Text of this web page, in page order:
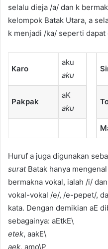
selalu dieja /a/ dan k
kelompok Batak Utara, a
k menjadi /ka/ seperti
Karo
aku
aku
Pakpak
aK
aku
Huruf a juga digunakan
surat Batak hanya
bermakna vokal, ialah /i/
vokal-vokal /e/, /e-pepet/,
kata. Dengan demikian aE
sebagainya: aEtkE\
etek, aakE\
aek, amo\P